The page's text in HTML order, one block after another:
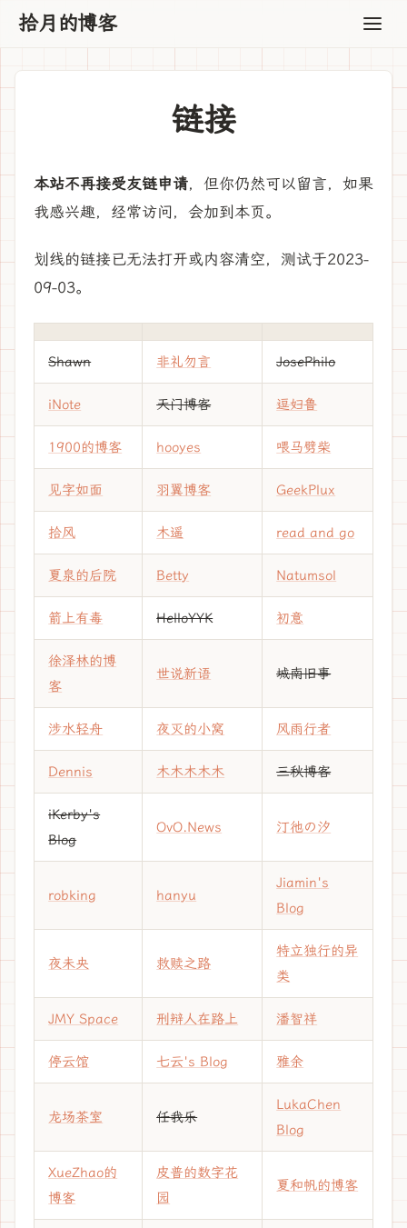
拾月的博客
链接
本站不再接受友链申请，但你仍然可以留言，如果
我感兴趣，经常访问，会加到本页。
划线的链接已无法打开或内容清空，测试于2023-
09-03。
Shawn 非礼勿言 JosePhilo
iNote 天门博客 逗妇鲁
1900的博客 hooyes 喂马劈柴
见字如面 羽翼博客 GeekPlux
拾风 木遥 read and go
夏泉的后院 Betty Natumsol
箭上有毒 HelloYYK 初意
徐泽林的博
客
世说新语 城南旧事
涉水轻舟 夜灭的小窝 风雨行者
Dennis 木木木木木 三秋博客
iKerby's
Blog
OvO.News 汀彵の汐
robking hanyu
Jiamin's
Blog
夜未央 救赎之路
特立独行的异
类
JMY Space 刑辩人在路上 潘智祥
停云馆 七云's Blog 雅余
龙场茶室 任我乐
LukaChen
Blog
XueZhao的
博客
皮普的数字花
园
夏和帆的博客